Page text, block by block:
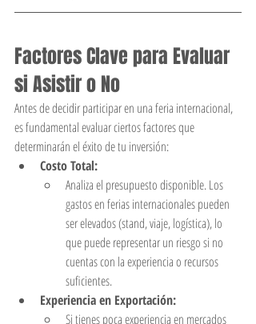
Factores Clave para Evaluar
si Asistir o No
Antes de decidir participar en una feria internacional,
es fundamental evaluar ciertos factores que
determinarán el éxito de tu inversión:
Costo Total:
Analiza el presupuesto disponible. Los
gastos en ferias internacionales pueden
ser elevados (stand, viaje, logística), lo
que puede representar un riesgo si no
cuentas con la experiencia o recursos
suficientes.
Experiencia en Exportación:
Si tienes poca experiencia en mercados